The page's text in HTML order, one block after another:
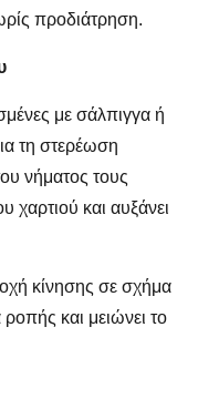
προδιάτρηση.
με σάλπιγγα ή
τη στερέωση
νήματος τους
χαρτιού και αυξάνει
κίνησης σε σχήμα
και μειώνει το